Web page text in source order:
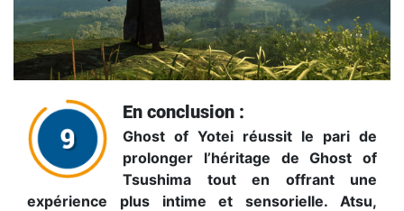
En conclusion :
Ghost of Yotei réussit le pari de
prolonger l’héritage de Ghost of
Tsushima tout en offrant une
expérience plus intime et sensorielle. Atsu,